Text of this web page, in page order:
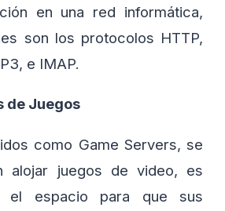
en una red informática,
son los protocolos HTTP,
e IMAP.
de Juegos
como Game Servers, se
alojar juegos de video, es
el espacio para que sus